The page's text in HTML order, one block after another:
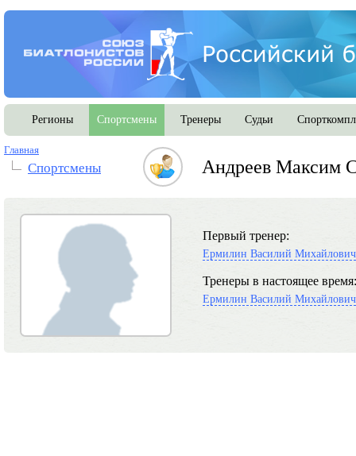
Регионы Спортсмены Тренеры Судьи
Главная
Спортсмены Андреев Максим
Первый тренер:
Ермилин Василий Михайлович
Тренеры в настоящее время:
Ермилин Василий Михайлович